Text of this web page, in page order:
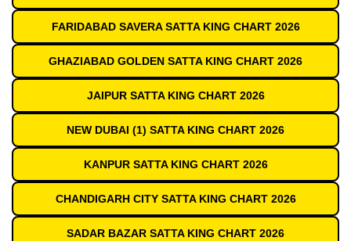
FARIDABAD SAVERA SATTA KING CHART 2026
GHAZIABAD GOLDEN SATTA KING CHART 2026
JAIPUR SATTA KING CHART 2026
NEW DUBAI (1) SATTA KING CHART 2026
KANPUR SATTA KING CHART 2026
CHANDIGARH CITY SATTA KING CHART 2026
SADAR BAZAR SATTA KING CHART 2026